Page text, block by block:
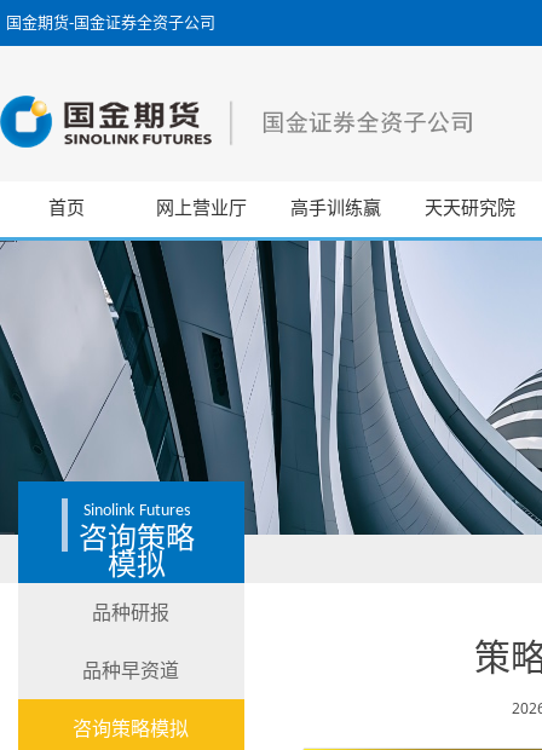
国金期货-国金证券全资子公司
首页 网上营业厅 高手训练赢 天天研究院
Sinolink Futures
咨询策略
模拟
品种研报
品种早资道
咨询策略模拟
策